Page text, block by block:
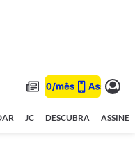
JC DESCUBRA ASSINE